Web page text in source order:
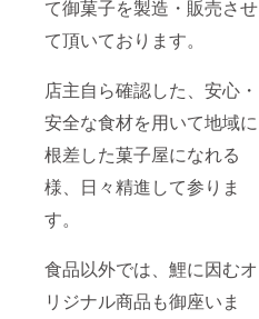
て御菓子を製造・販売させ
て頂いております。
店主自ら確認した、安心・
安全な食材を用いて地域に
根差した菓子屋になれる
様、日々精進して参りま
す。
食品以外では、鯉に因むオ
リジナル商品も御座いま